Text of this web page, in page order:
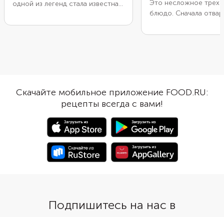
одной из легенд стала известна
Мазепы Филиппу Орлику. Он
свой манер в честь владельца
заведения. По другой версии эта
рыба была коронным блюдом
ресторана по пути из Парижа в
пригород Орли. В любом случае
рыбу «Орли» обжаривают в
сметанно-яичном кляре,
который сохраняет все ее соки.
Это несложное
блюдо. Сначала
белым вином и
сливочное масло,
свежий укроп.
украсив овощной
Скачайте мобильное приложение FOOD.RU:
рецепты всегда с вами!
Подпишитесь на нас в